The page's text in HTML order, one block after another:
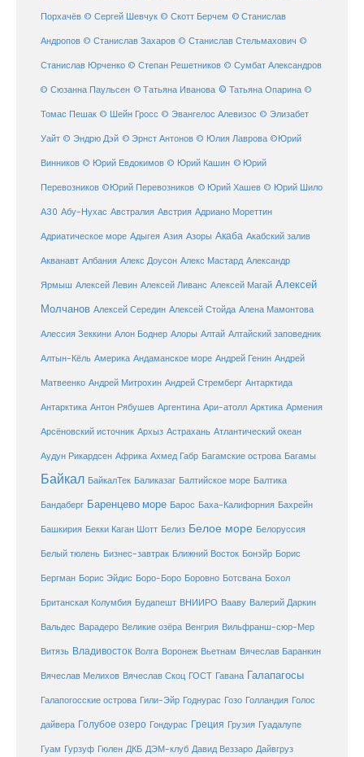
Порхачёв © Сергей Шевчук © Скотт Берчем © Станислав
Андропов © Станислав Захаров © Станислав Стельмахович ©
Станислав Юрченко © Степан Решетников © Сумбат Александров
© Сюзанна Паульсен © Татьяна Иванова © Татьяна Опарина ©
Томас Пешак © Шейн Гросс © Эвангелос Алевизос © Элизабет
Уайт © Эндрю Дэй © Эрнст Антонов © Юлия Лаврова ©Юрий
Винников © Юрий Евдокимов © Юрий Кашин © Юрий
Перевозников ©Юрий Перевозников © Юрий Хашев © Юрий Шило
А30 Абу-Нухас Австралия Австрия Адриано Мореттин
Адриатическое море Адыгея Азия Азоры Акаба Акабский залив
Акванавт Албания Алекс Доусон Алекс Мастард Александр
Ярмыш Алексей Левин Алексей Ливанс Алексей Магай Алексей
Молчанов Алексей Середин Алексей Стойда Алена Мамонтова
Алессия Зеккини Алон Боднер Алоры Алтай Алтайский заповедник
Алтын-Кёль Америка Андаманское море Андрей Генин Андрей
Матвеенко Андрей Митрохин Андрей Стремберг Антарктида
Антарктика Антон Рябушев Аргентина Ари-атолл Арктика Армения
Арсёновский источник Архыз Астрахань Атлантический океан
Аудун Рикардсен Африка Ахмед Габр Багамские острова Багамы
Байкал БайкалТек Баликазаг Балтийское море Балтика
Бандаберг Баренцево море Барос Баха-Калифорния Бахрейн
Башкирия Бекки Каган Шотт Белиз Белое море Белоруссия
Белый тюлень Бизнес-завтрак Ближний Восток Бонэйр Борис
Бергман Борис Эйдис Боро-Боро Боровно Ботсвана Бохол
Британская Колумбия Будапешт ВНИИРО Вааву Валерий Даркин
Вальдес Варадеро Великие озёра Венгрия Вильфранш-сюр-Мер
Витязь Владивосток Волга Воронеж Вьетнам Вячеслав Баранкин
Вячеслав Мелихов Вячеслав Скоц ГОСТ Гавана Галапагосы
Галапогосские острова Гили-Эйр Годнурас Гозо Голландия Голос
дайвера Голубое озеро Гондурас Греция Грузия Гуадалупе
Гуам Гурзуф Гюлен ДКБ ДЭМ-клуб Давид Веззаро Дайвгруз